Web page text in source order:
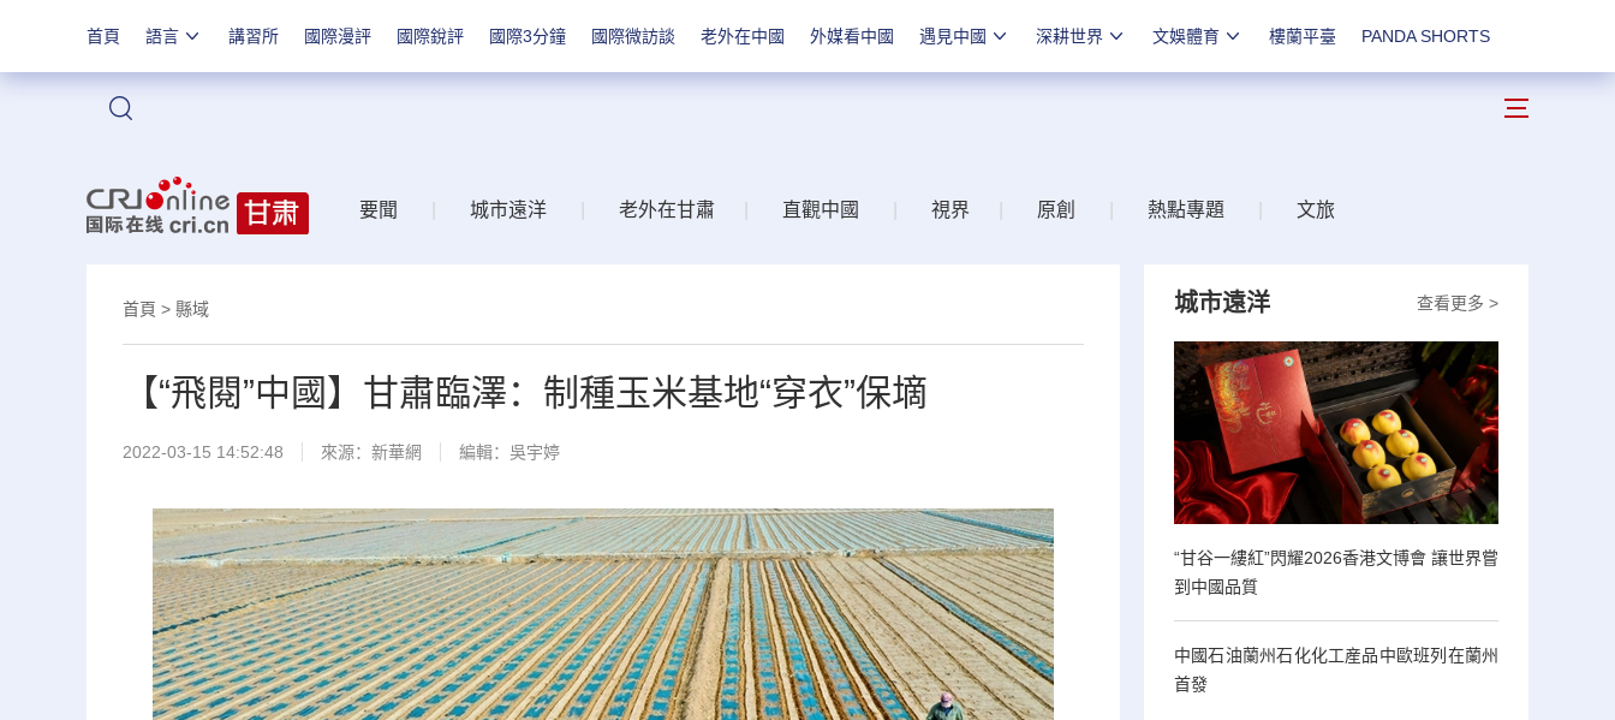
首頁 語言 講習所 國際漫評 國際銳評 國際3分鐘 國際微訪談 老外在中國 外媒看中國 遇見中國 深耕世界 文娛體育 樓蘭平臺 PANDA SHORTS
要聞 城市遠洋 老外在甘肅 直觀中國 視界 原創 熱點專題 文旅
首頁 > 縣域
【“飛閱”中國】甘肅臨澤：制種玉米基地“穿衣”保墑
2022-03-15 14:52:48 來源： 新華網 編輯：吳宇婷
查看更多 >
城市遠洋
“甘谷一縷紅”閃耀2026香港文博會 讓世界嘗
到中國品質
中國石油蘭州石化化工産品中歐班列在蘭州
首發